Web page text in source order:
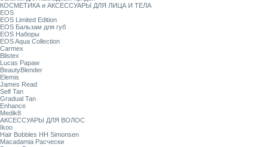
КОСМЕТИКА и АКСЕССУАРЫ ДЛЯ ЛИЦА И ТЕЛА
EOS
EOS Limited Edition
EOS Бальзам для губ
EOS Наборы
EOS Aqua Collection
Carmex
Blistex
Lucas Papaw
BeautyBlender
Elemis
James Read
Self Tan
Gradual Tan
Enhance
Medik8
АКСЕССУАРЫ ДЛЯ ВОЛОС
Ikoo
Hair Bobbles HH Simonsen
Macadamia Расчески